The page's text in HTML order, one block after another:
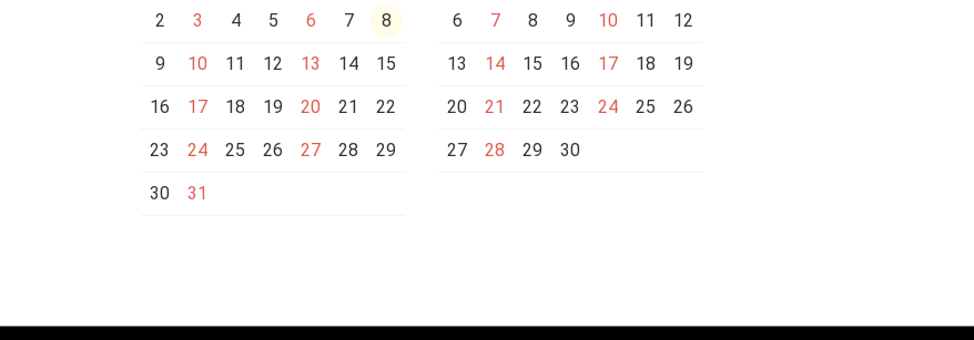
2 3 4 5 6 7 8
9 10 11 12 13 14 15
16 17 18 19 20 21 22
23 24 25 26 27 28 29
30 31
6 7 8 9 10 11 12
13 14 15 16 17 18 19
20 21 22 23 24 25 26
27 28 29 30